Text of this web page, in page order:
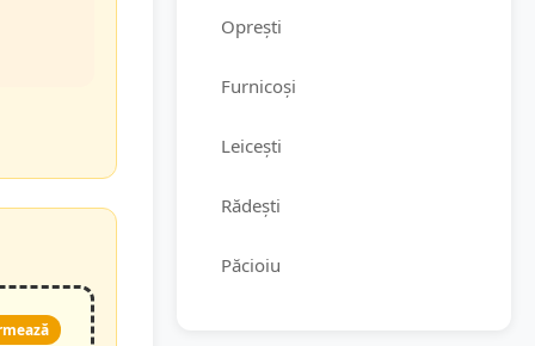
Oprești
Furnicoși
Leicești
Rădești
Păcioiu